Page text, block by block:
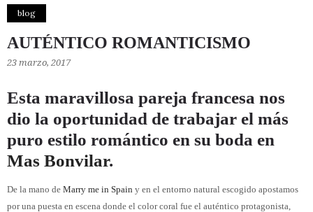
blog
AUTÉNTICO ROMANTICISMO
23 marzo, 2017
Esta maravillosa pareja francesa nos
dio la oportunidad de trabajar el más
puro estilo romántico en su boda en
Mas Bonvilar.
De la mano de Marry me in Spain y en el entorno natural escogido apostamos
por una puesta en escena donde el color coral fue el auténtico protagonista,